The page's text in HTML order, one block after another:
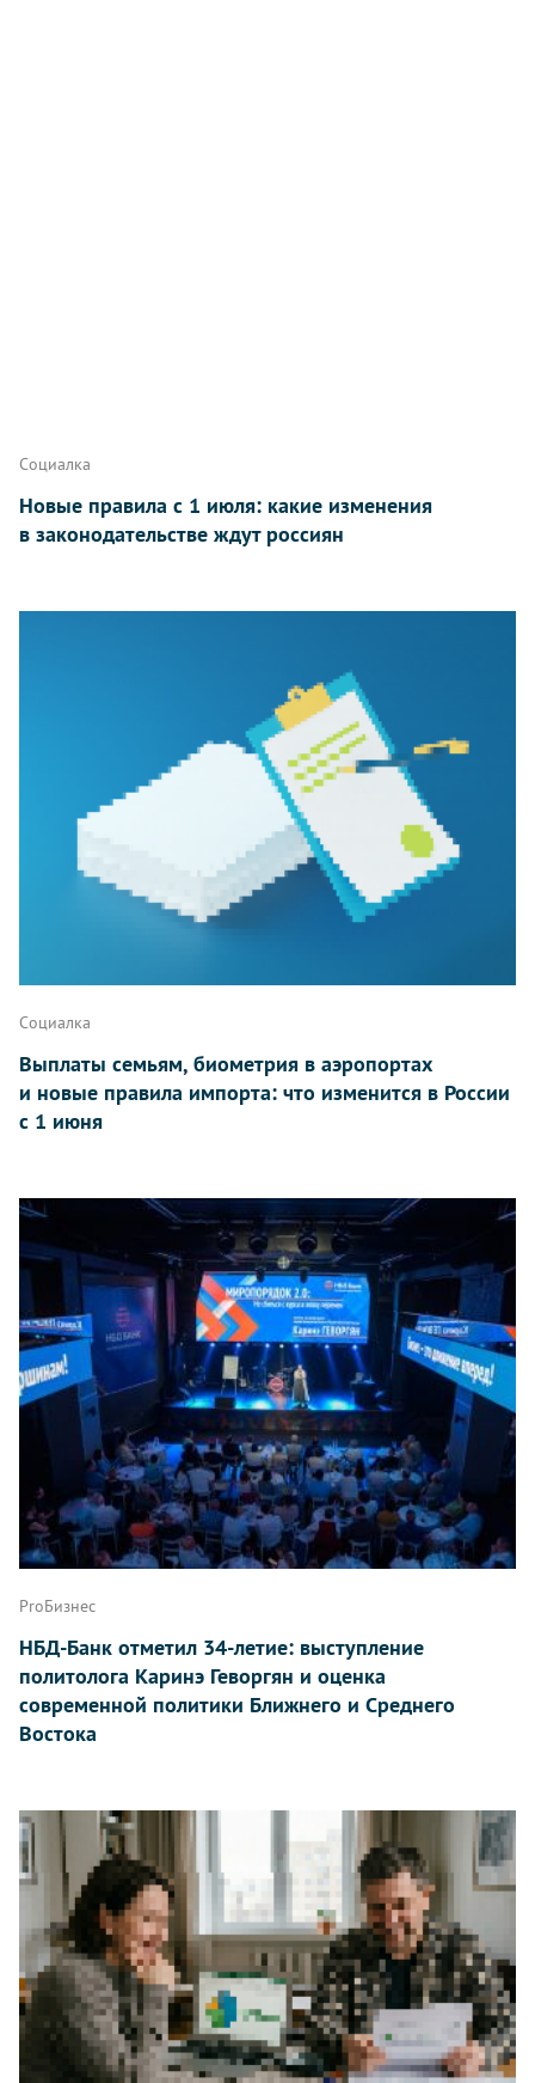
Социалка
Новые правила с 1 июля: какие изменения
в законодательстве ждут россиян
Социалка
Выплаты семьям, биометрия в аэропортах
и новые правила импорта: что изменится в России
с 1 июня
ProБизнес
НБД-Банк отметил 34-летие: выступление
политолога Каринэ Геворгян и оценка
современной политики Ближнего и Среднего
Востока